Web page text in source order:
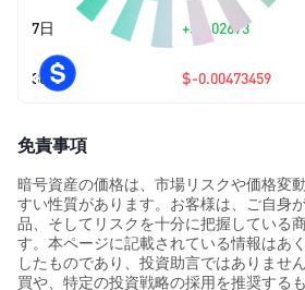
7日 +$0.02673
30日 $-0.00473459
免責事項
暗号資産の価格は、市場リスクや価格変
すい性質があります。お客様は、ご自身
品、そしてリスクを十分に把握している
す。本ページに記載されている情報はあ
したものであり、投資助言ではありませ
買や、特定の投資戦略の採用を推奨する